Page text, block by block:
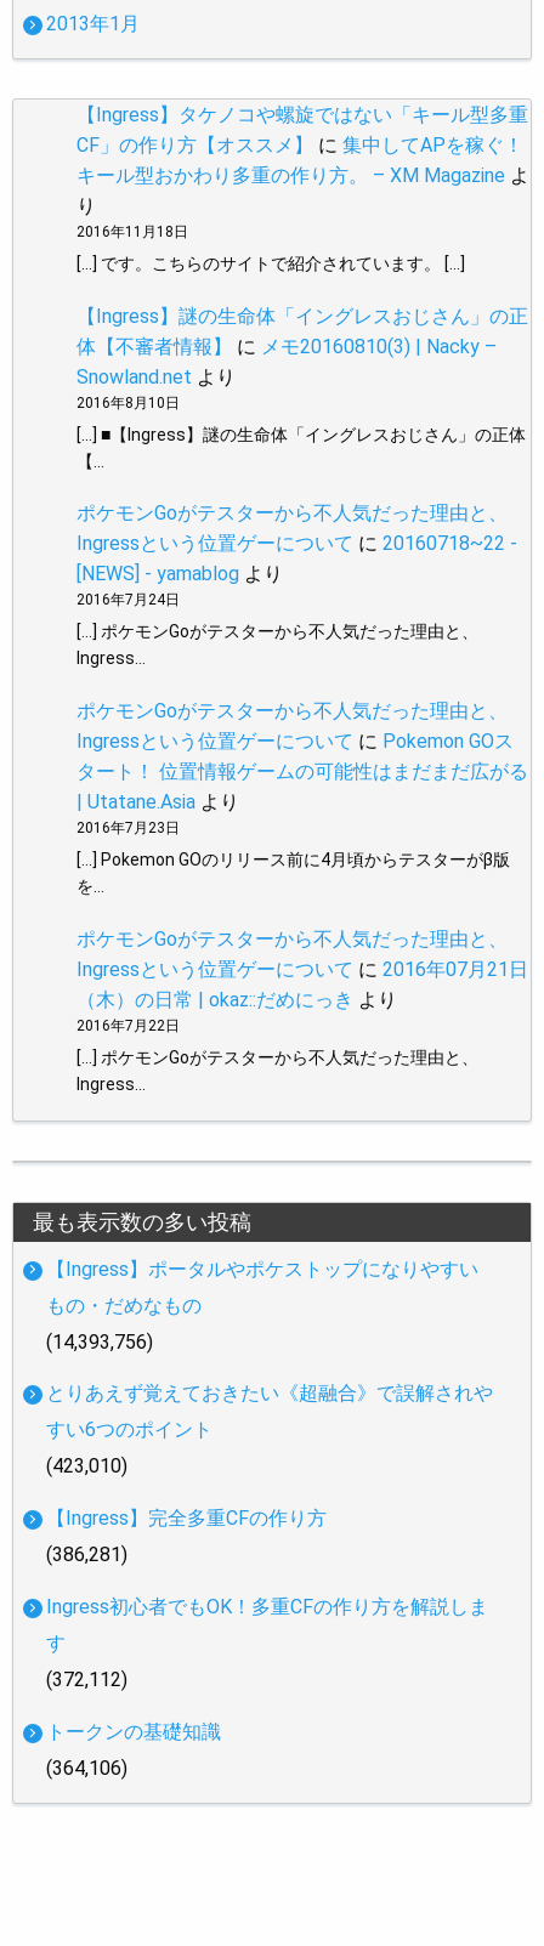
2013年1月
【Ingress】タケノコや螺旋ではない「キール型多重
CF」の作り方【オススメ】
に 集中してAPを稼ぐ！
キール型おかわり多重の作り方。 – XM Magazine よ
り
2016年11月18日
[…] です。こちらのサイトで紹介されています。 […]
【Ingress】謎の生命体「イングレスおじさん」の正
体【不審者情報】
に メモ20160810(3) | Nacky –
Snowland.net より
2016年8月10日
[…] ■【Ingress】謎の生命体「イングレスおじさん」の正体
【…
ポケモンGoがテスターから不人気だった理由と、
Ingressという位置ゲーについて に 20160718~22 -
[NEWS] - yamablog より
2016年7月24日
[…] ポケモンGoがテスターから不人気だった理由と、
Ingress…
ポケモンGoがテスターから不人気だった理由と、
Ingressという位置ゲーについて に Pokemon GOス
タート！ 位置情報ゲームの可能性はまだまだ広がる
| Utatane.Asia より
2016年7月23日
[…] Pokemon GOのリリース前に4月頃からテスターがβ版
を…
ポケモンGoがテスターから不人気だった理由と、
Ingressという位置ゲーについて に 2016年07月21日
（木）の日常 | okaz::だめにっき より
2016年7月22日
[…] ポケモンGoがテスターから不人気だった理由と、
Ingress…
最も表示数の多い投稿
【Ingress】ポータルやポケストップになりやすい
もの・だめなもの
(14,393,756)
とりあえず覚えておきたい《超融合》で誤解されや
すい6つのポイント
(423,010)
【Ingress】完全多重CFの作り方
(386,281)
Ingress初心者でもOK！多重CFの作り方を解説しま
す
(372,112)
トークンの基礎知識
(364,106)